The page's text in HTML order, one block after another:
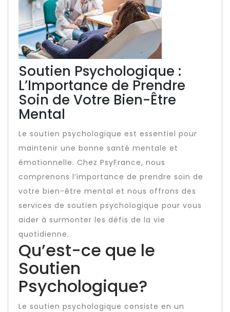
Soutien Psychologique :
L’Importance de Prendre
Soin de Votre Bien-Être
Mental
Le soutien psychologique est essentiel pour
maintenir une bonne santé mentale et
émotionnelle. Chez PsyFrance, nous
comprenons l’importance de prendre soin de
votre bien-être mental et nous offrons des
services de soutien psychologique pour vous
aider à surmonter les défis de la vie
quotidienne.
Qu’est-ce que le
Soutien
Psychologique?
Le soutien psychologique consiste en un